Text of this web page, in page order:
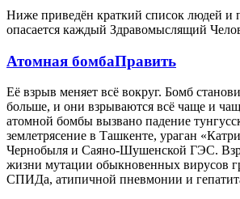
Ниже приведён краткий список людей и
опасается каждый Здравомыслящий
Атомная бомбаПравить
Её взрыв меняет всё вокруг. Бомб
больше, и они взрываются всё чаще и
атомной бомбы вызвано падение
землетрясение в Ташкенте, ураган
Чернобыля и Саяно-Шушенской ГЭС.
жизни мутации обыкновенных вирусов
СПИДа, атипичной пневмонии и